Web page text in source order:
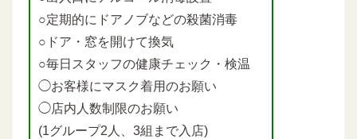
○定期的にドアノブなどの殺菌消毒
○ドア・窓を開けて換気
○毎日スタッフの健康チェック・検温
◯お客様にマスク着用のお願い
◯店内人数制限のお願い
(1グループ2人、3組まで入店)